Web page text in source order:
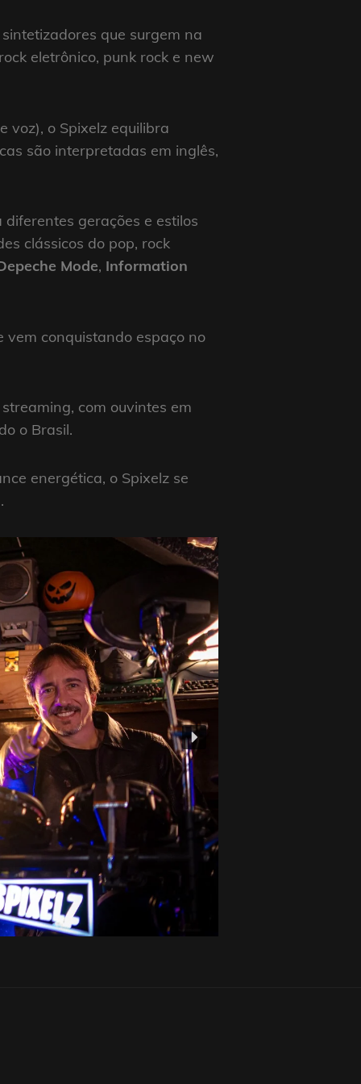
que surgem na
eletrônico, punk rock e new
voz), o Spixelz equilibra
são interpretadas em inglês,
gerações e estilos
clássicos do pop, rock
Mode, Information
vem conquistando espaço no
com ouvintes em
o Brasil.
energética, o Spixelz se